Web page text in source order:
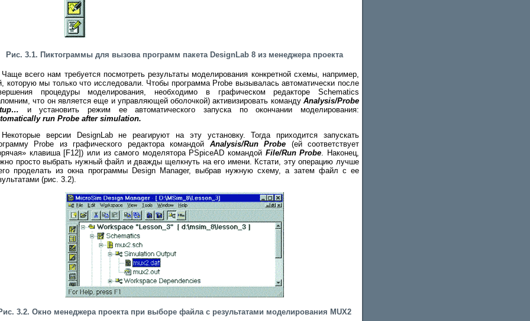
Рис. 3.1. Пиктограммы для вызова программ пакета DesignLab 8 из менеджера проекта
Чаще всего нам требуется посмотреть результаты моделирования конкретной схемы, например,
которую мы только что исследовали. Чтобы программа Probe вызывалась автоматически после
процедуры моделирования, необходимо в графическом редакторе Schematics
что он является еще и управляющей оболочкой) активизировать команду Analysis/Probe
и установить режим ее автоматического запуска по окончании моделирования:
run Probe after simulation.
Некоторые версии DesignLab не реагируют на эту установку. Тогда приходится запускать
Probe из графического редактора командой Analysis/Run Probe (ей соответствует
клавиша [F12]) или из самого моделятора PSpiceAD командой File/Run Probe. Наконец,
просто выбрать нужный файл и дважды щелкнуть на его имени. Кстати, эту операцию лучше
проделать из окна программы Design Manager, выбрав нужную схему, а затем файл с ее
(рис. 3.2).
3.2. Окно менеджера проекта при выборе файла с результатами моделирования MUX2